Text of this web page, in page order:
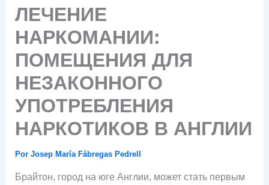
ЛЕЧЕНИЕ
НАРКОМАНИИ:
ПОМЕЩЕНИЯ ДЛЯ
НЕЗАКОННОГО
УПОТРЕБЛЕНИЯ
НАРКОТИКОВ В АНГЛИИ
Por Josep María Fábregas Pedrell
Брайтон, город на юге Англии, может стать первым